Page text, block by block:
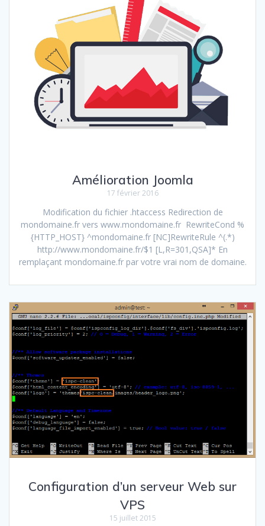
Amélioration Joomla
17 février 2016
Modification du fichier .htaccess Redirection de
mondomaine.fr vers www.mondomaine.fr RewriteCond %
{HTTP_HOST} ^mondomaine.fr [NC]RewriteRule ^(.*)
http://www.mondomaine.fr/$1 [L,R=301,QSA]* En
remplaçant mondomaine.fr par votre vrai nom de domaine.
Configuration d’un serveur Web sur
VPS
15 juillet 2015